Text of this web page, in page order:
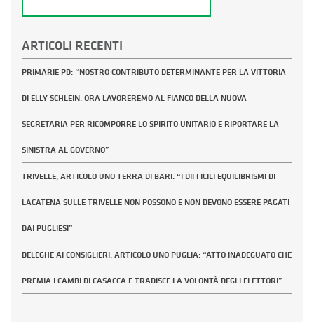
ARTICOLI RECENTI
PRIMARIE PD: “NOSTRO CONTRIBUTO DETERMINANTE PER LA VITTORIA
DI ELLY SCHLEIN. ORA LAVOREREMO AL FIANCO DELLA NUOVA
SEGRETARIA PER RICOMPORRE LO SPIRITO UNITARIO E RIPORTARE LA
SINISTRA AL GOVERNO”
TRIVELLE, ARTICOLO UNO TERRA DI BARI: “I DIFFICILI EQUILIBRISMI DI
LACATENA SULLE TRIVELLE NON POSSONO E NON DEVONO ESSERE PAGATI
DAI PUGLIESI”
DELEGHE AI CONSIGLIERI, ARTICOLO UNO PUGLIA: “ATTO INADEGUATO CHE
PREMIA I CAMBI DI CASACCA E TRADISCE LA VOLONTÀ DEGLI ELETTORI”